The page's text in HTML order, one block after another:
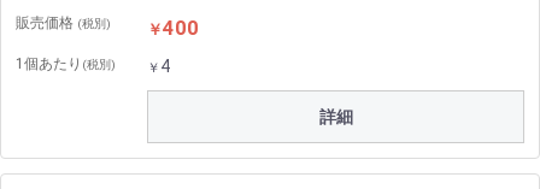
販売価格 (税別) ￥400
1個あたり (税別) ￥ 4
詳細